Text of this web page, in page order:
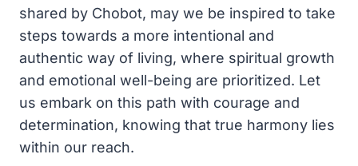
shared by Chobot, may we be inspired to take
steps towards a more intentional and
authentic way of living, where spiritual growth
and emotional well-being are prioritized. Let
us embark on this path with courage and
determination, knowing that true harmony lies
within our reach.